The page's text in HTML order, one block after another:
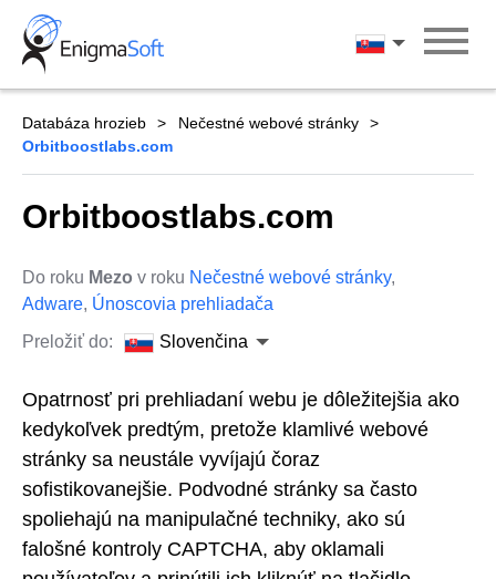
Skip
content
Slovenčina
Databáza hrozieb
Nečestné webové stránky
Orbitboostlabs.com
Orbitboostlabs.com
Do roku Mezo v roku Nečestné webové stránky,
Adware, Únoscovia prehliadača
Preložiť do:
Slovenčina
Opatrnosť pri prehliadaní webu je dôležitejšia ako
kedykoľvek predtým, pretože klamlivé webové
stránky sa neustále vyvíjajú čoraz
sofistikovanejšie. Podvodné stránky sa často
spoliehajú na manipulačné techniky, ako sú
falošné kontroly CAPTCHA, aby oklamali